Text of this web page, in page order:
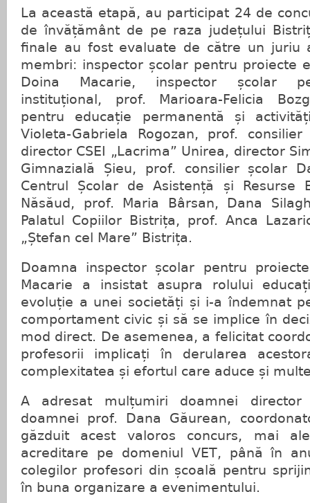
La această etapă, au participat 24 de
de învățământ de pe raza județului
finale au fost evaluate de către un juriu
membri: inspector școlar pentru proiecte
Doina Macarie, inspector școlar
instituțional, prof. Marioara-Felicia
pentru educație permanentă și
Violeta-Gabriela Rogozan, prof.
director CSEI „Lacrima” Unirea, director
Gimnazială Șieu, prof. consilier școlar
Centrul Școlar de Asistență și Resurse
Năsăud, prof. Maria Bârsan, Dana
Palatul Copiilor Bistrița, prof. Anca
„Ștefan cel Mare” Bistrița.
Doamna inspector școlar pentru
Macarie a insistat asupra rolului
evoluție a unei societăți și i-a îndemnat
comportament civic și să se implice în
mod direct. De asemenea, a felicitat
profesorii implicați în derularea
complexitatea și efortul care aduce și
A adresat mulțumiri doamnei
doamnei prof. Dana Găurean,
găzduit acest valoros concurs, mai
acreditare pe domeniul VET, până în
colegilor profesori din școală pentru
în buna organizare a evenimentului.